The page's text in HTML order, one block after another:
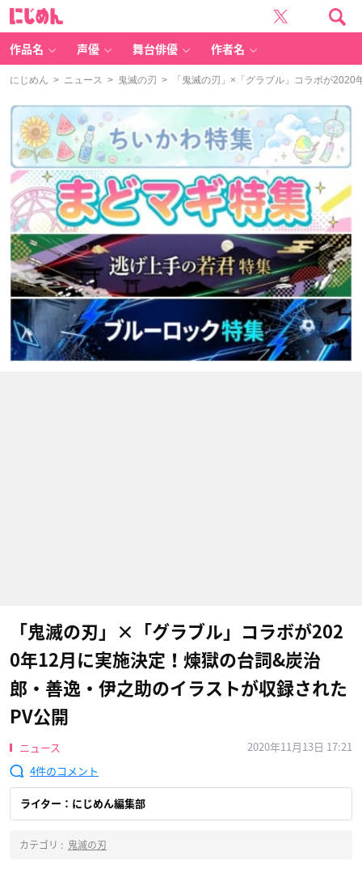
作品名 声優 舞台俳優 作者名
にじめん > ニュース > 鬼滅の刃 > 「鬼滅の刃」×「グラブル」コラボが2020
「鬼滅の刃」×「グラブル」コラボが202
0年12月に実施決定！煉獄の台詞&炭治
郎・善逸・伊之助のイラストが収録された
PV公開
ニュース
2020年11月13日 17:21
4
ライター：にじめん編集部
カテゴリ : 鬼滅の刃